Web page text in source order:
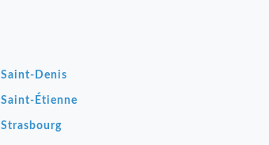
Saint-Denis
Saint-Étienne
Strasbourg